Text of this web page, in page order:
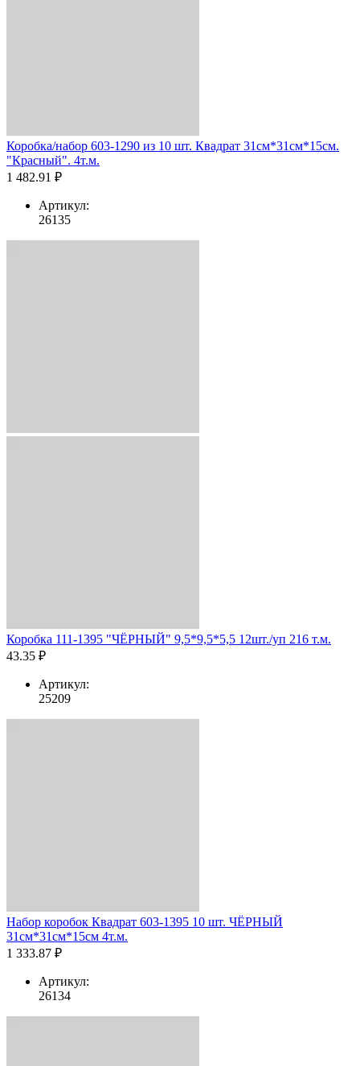
Коробка/набор 603-1290 из 10 шт. Квадрат 31см*31см*15см.
"Красный". 4т.м.
1 482.91 ₽
Артикул:
26135
Коробка 111-1395 "ЧЁРНЫЙ" 9,5*9,5*5,5 12шт./уп 216 т.м.
43.35 ₽
Артикул:
25209
Набор коробок Квадрат 603-1395 10 шт. ЧЁРНЫЙ
31см*31см*15см 4т.м.
1 333.87 ₽
Артикул:
26134